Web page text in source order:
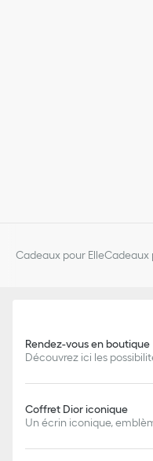
Cadeaux pour ElleCadeaux
Rendez-vous en boutique
Découvrez ici les
Coffret Dior iconique
Un écrin iconique,